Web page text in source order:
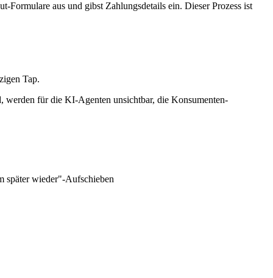
Formulare aus und gibst Zahlungsdetails ein. Dieser Prozess ist
Tap.
für die KI-Agenten unsichtbar, die Konsumenten-
später wieder"-Aufschieben